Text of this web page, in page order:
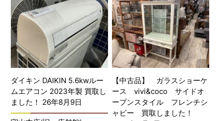
ダイキン DAIKIN 5.6kwルー
ムエアコン 2023年製 買取し
ました！ 26年8月9日
【中古品】 ガラスショーケ
ース vivi&coco サイドオ
ープンスタイル フレンチシ
ャビー 買取しました！